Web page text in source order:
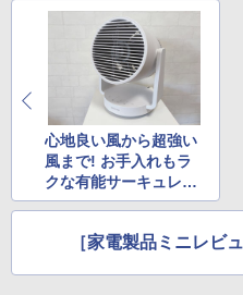
心地良い風から超強い
風まで! お手入れもラ
クな有能サーキュレー
ター
［家電製品ミニレビ